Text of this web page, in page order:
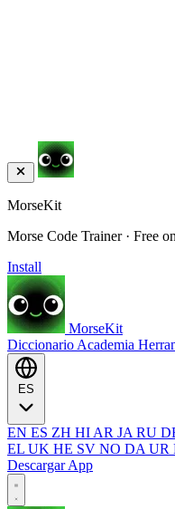
MorseKit
Morse Code Trainer · Free
Install
MorseKit
Diccionario Academia
EN ES ZH HI AR JA RU
EL UK HE SV NO DA UR
Descargar App